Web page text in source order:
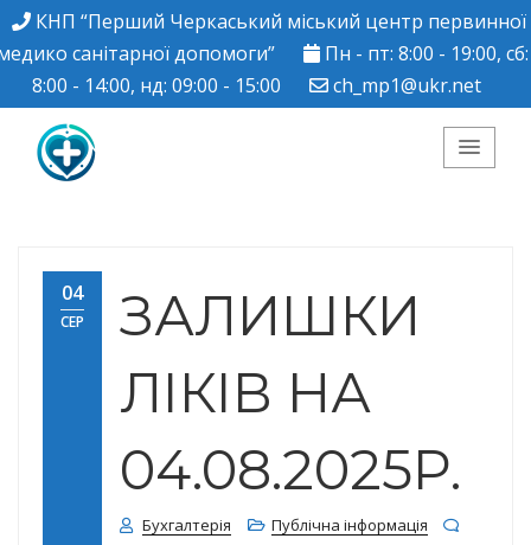
КНП “Перший Черкаський міський центр первинної
санітарної допомоги”
Пн - пт: 8:00 - 19:00, сб:
8:00 - 14:00, нд: 09:00 - 15:00
ch_mp1@ukr.net
Черкаський міський
центр ПМСД"
04
СЕР
ЗАЛИШКИ
ЛІКІВ НА
04.08.2025Р.
Бухгалтерія
Публічна інформація